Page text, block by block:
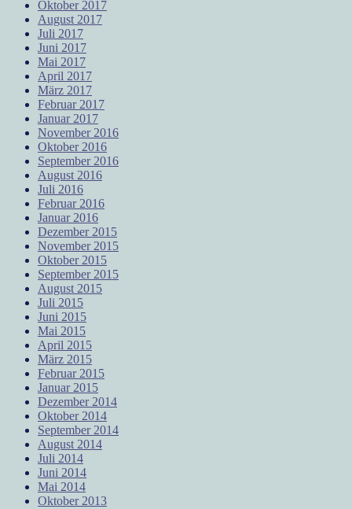
Oktober 2017
August 2017
Juli 2017
Juni 2017
Mai 2017
April 2017
März 2017
Februar 2017
Januar 2017
November 2016
Oktober 2016
September 2016
August 2016
Juli 2016
Februar 2016
Januar 2016
Dezember 2015
November 2015
Oktober 2015
September 2015
August 2015
Juli 2015
Juni 2015
Mai 2015
April 2015
März 2015
Februar 2015
Januar 2015
Dezember 2014
Oktober 2014
September 2014
August 2014
Juli 2014
Juni 2014
Mai 2014
Oktober 2013